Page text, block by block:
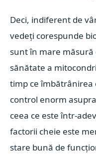
Deci, indiferent de
vedeți corespunde
sunt în mare
sănătate a
timp ce îmbătrânirea
control enorm
ceea ce este într-
factorii cheie este
stare bună de